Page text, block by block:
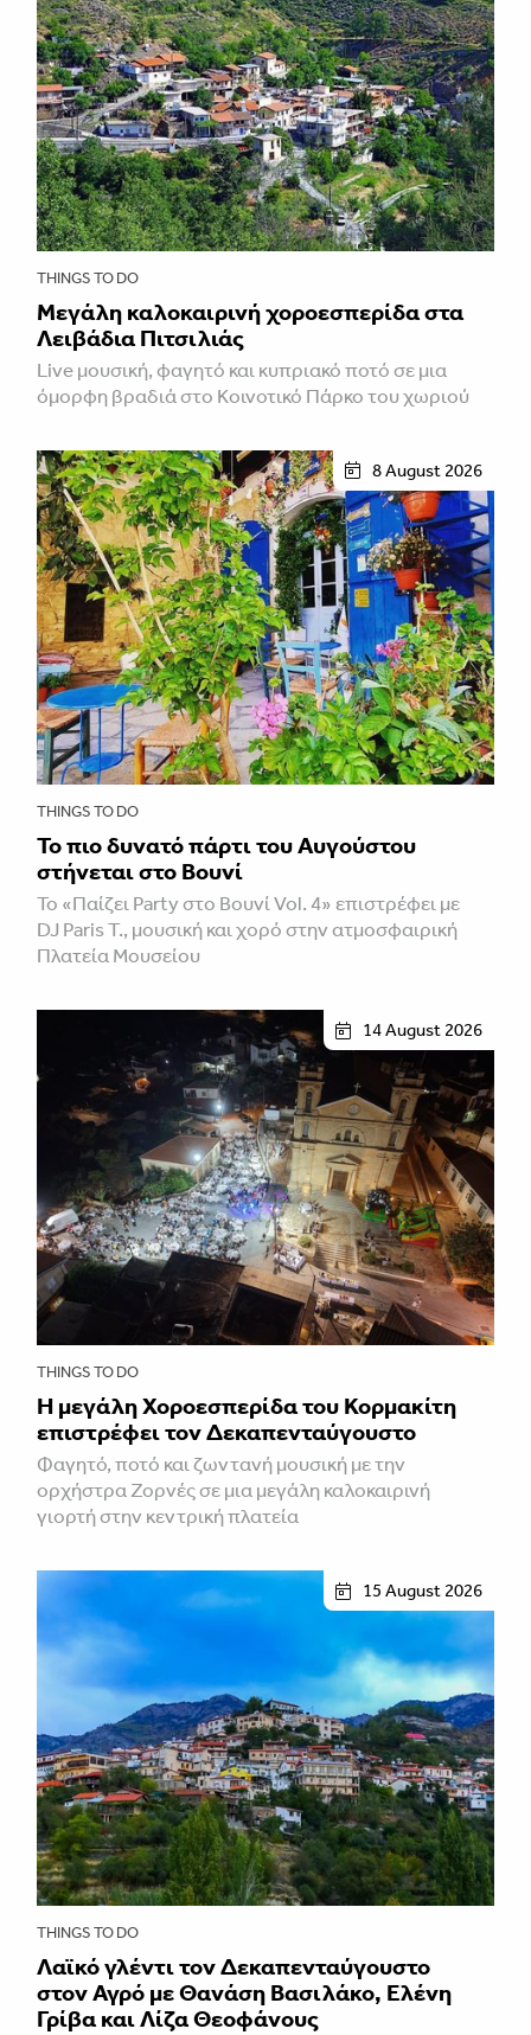
THINGS TO DO
Μεγάλη καλοκαιρινή χοροεσπερίδα στα
Λειβάδια Πιτσιλιάς
Live μουσική, φαγητό και κυπριακό ποτό σε μια
όμορφη βραδιά στο Κοινοτικό Πάρκο του χωριού
8 August 2026
THINGS TO DO
Το πιο δυνατό πάρτι του Αυγούστου
στήνεται στο Βουνί
Το «Παίζει Party στο Βουνί Vol. 4» επιστρέφει με
DJ Paris T., μουσική και χορό στην ατμοσφαιρική
Πλατεία Μουσείου
14 August 2026
THINGS TO DO
Η μεγάλη Χοροεσπερίδα του Κορμακίτη
επιστρέφει τον Δεκαπενταύγουστο
Φαγητό, ποτό και ζωντανή μουσική με την
ορχήστρα Ζορνές σε μια μεγάλη καλοκαιρινή
γιορτή στην κεντρική πλατεία
15 August 2026
THINGS TO DO
Λαϊκό γλέντι τον Δεκαπενταύγουστο
στον Αγρό με Θανάση Βασιλάκο, Ελένη
Γρίβα και Λίζα Θεοφάνους